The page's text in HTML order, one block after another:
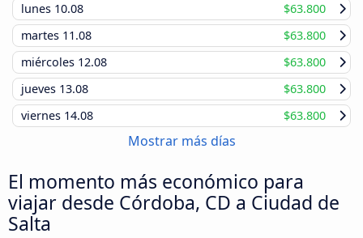
lunes 10.08
$63.800
martes 11.08
$63.800
miércoles 12.08
$63.800
jueves 13.08
$63.800
viernes 14.08 $63.800
Mostrar más días
El momento más económico para
viajar desde Córdoba, CD a Ciudad de
Salta